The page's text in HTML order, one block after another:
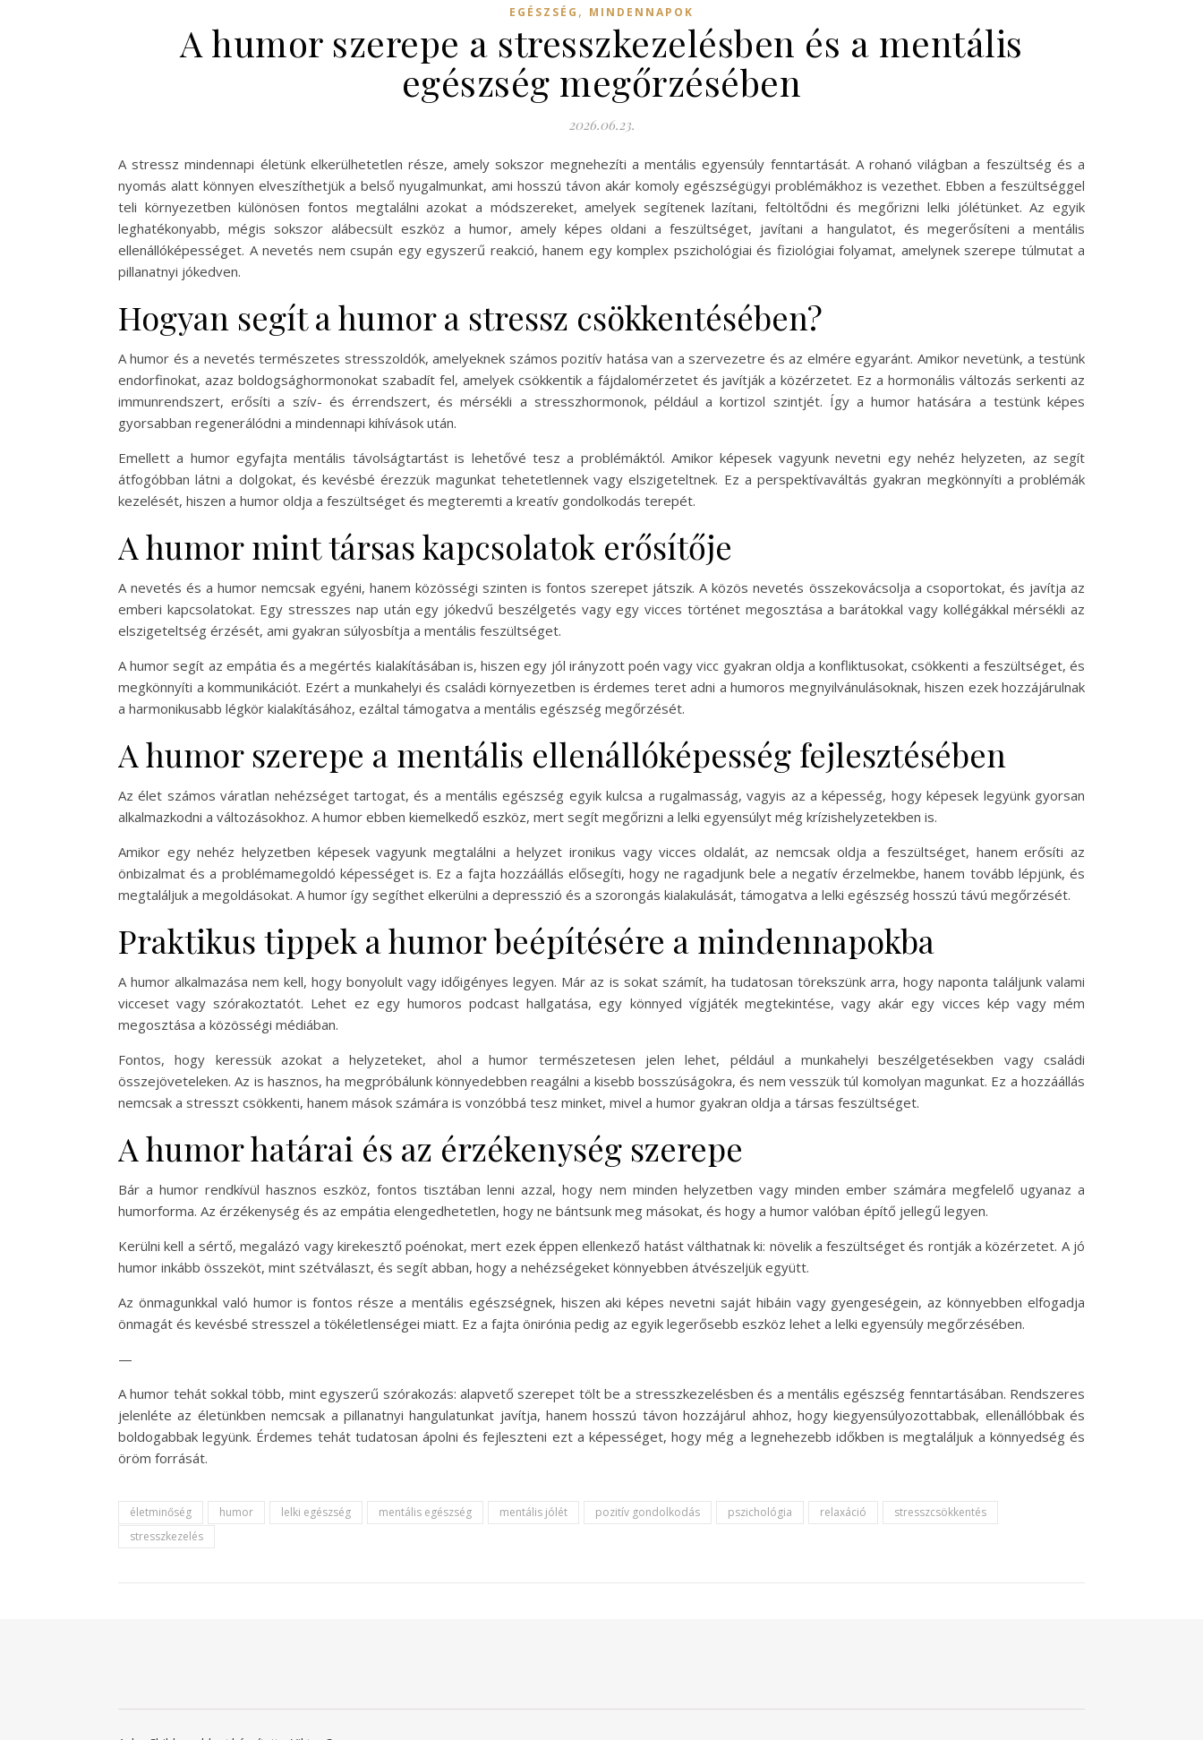
EGÉSZSÉG , MINDENNAPOK
A humor szerepe a stresszkezelésben és a mentális
egészség megőrzésében
2026.06.23.
A stressz mindennapi életünk elkerülhetetlen része, amely sokszor megnehezíti a mentális egyensúly fenntartását. A rohanó világban a feszültség és a
nyomás alatt könnyen elveszíthetjük a belső nyugalmunkat, ami hosszú távon akár komoly egészségügyi problémákhoz is vezethet. Ebben a feszültséggel
teli környezetben különösen fontos megtalálni azokat a módszereket, amelyek segítenek lazítani, feltöltődni és megőrizni lelki jólétünket. Az egyik
leghatékonyabb, mégis sokszor alábecsült eszköz a humor, amely képes oldani a feszültséget, javítani a hangulatot, és megerősíteni a mentális
ellenállóképességet. A nevetés nem csupán egy egyszerű reakció, hanem egy komplex pszichológiai és fiziológiai folyamat, amelynek szerepe túlmutat a
pillanatnyi jókedven.
Hogyan segít a humor a stressz csökkentésében?
A humor és a nevetés természetes stresszoldók, amelyeknek számos pozitív hatása van a szervezetre és az elmére egyaránt. Amikor nevetünk, a testünk
endorfinokat, azaz boldogsághormonokat szabadít fel, amelyek csökkentik a fájdalomérzetet és javítják a közérzetet. Ez a hormonális változás serkenti az
immunrendszert, erősíti a szív- és érrendszert, és mérsékli a stresszhormonok, például a kortizol szintjét. Így a humor hatására a testünk képes
gyorsabban regenerálódni a mindennapi kihívások után.
Emellett a humor egyfajta mentális távolságtartást is lehetővé tesz a problémáktól. Amikor képesek vagyunk nevetni egy nehéz helyzeten, az segít
átfogóbban látni a dolgokat, és kevésbé érezzük magunkat tehetetlennek vagy elszigeteltnek. Ez a perspektívaváltás gyakran megkönnyíti a problémák
kezelését, hiszen a humor oldja a feszültséget és megteremti a kreatív gondolkodás terepét.
A humor mint társas kapcsolatok erősítője
A nevetés és a humor nemcsak egyéni, hanem közösségi szinten is fontos szerepet játszik. A közös nevetés összekovácsolja a csoportokat, és javítja az
emberi kapcsolatokat. Egy stresszes nap után egy jókedvű beszélgetés vagy egy vicces történet megosztása a barátokkal vagy kollégákkal mérsékli az
elszigeteltség érzését, ami gyakran súlyosbítja a mentális feszültséget.
A humor segít az empátia és a megértés kialakításában is, hiszen egy jól irányzott poén vagy vicc gyakran oldja a konfliktusokat, csökkenti a feszültséget, és
megkönnyíti a kommunikációt. Ezért a munkahelyi és családi környezetben is érdemes teret adni a humoros megnyilvánulásoknak, hiszen ezek hozzájárulnak
a harmonikusabb légkör kialakításához, ezáltal támogatva a mentális egészség megőrzését.
A humor szerepe a mentális ellenállóképesség fejlesztésében
Az élet számos váratlan nehézséget tartogat, és a mentális egészség egyik kulcsa a rugalmasság, vagyis az a képesség, hogy képesek legyünk gyorsan
alkalmazkodni a változásokhoz. A humor ebben kiemelkedő eszköz, mert segít megőrizni a lelki egyensúlyt még krízishelyzetekben is.
Amikor egy nehéz helyzetben képesek vagyunk megtalálni a helyzet ironikus vagy vicces oldalát, az nemcsak oldja a feszültséget, hanem erősíti az
önbizalmat és a problémamegoldó képességet is. Ez a fajta hozzáállás elősegíti, hogy ne ragadjunk bele a negatív érzelmekbe, hanem tovább lépjünk, és
megtaláljuk a megoldásokat. A humor így segíthet elkerülni a depresszió és a szorongás kialakulását, támogatva a lelki egészség hosszú távú megőrzését.
Praktikus tippek a humor beépítésére a mindennapokba
A humor alkalmazása nem kell, hogy bonyolult vagy időigényes legyen. Már az is sokat számít, ha tudatosan törekszünk arra, hogy naponta találjunk valami
vicceset vagy szórakoztatót. Lehet ez egy humoros podcast hallgatása, egy könnyed vígjáték megtekintése, vagy akár egy vicces kép vagy mém
megosztása a közösségi médiában.
Fontos, hogy keressük azokat a helyzeteket, ahol a humor természetesen jelen lehet, például a munkahelyi beszélgetésekben vagy családi
összejöveteleken. Az is hasznos, ha megpróbálunk könnyedebben reagálni a kisebb bosszúságokra, és nem vesszük túl komolyan magunkat. Ez a hozzáállás
nemcsak a stresszt csökkenti, hanem mások számára is vonzóbbá tesz minket, mivel a humor gyakran oldja a társas feszültséget.
A humor határai és az érzékenység szerepe
Bár a humor rendkívül hasznos eszköz, fontos tisztában lenni azzal, hogy nem minden helyzetben vagy minden ember számára megfelelő ugyanaz a
humorforma. Az érzékenység és az empátia elengedhetetlen, hogy ne bántsunk meg másokat, és hogy a humor valóban építő jellegű legyen.
Kerülni kell a sértő, megalázó vagy kirekesztő poénokat, mert ezek éppen ellenkező hatást válthatnak ki: növelik a feszültséget és rontják a közérzetet. A jó
humor inkább összeköt, mint szétválaszt, és segít abban, hogy a nehézségeket könnyebben átvészeljük együtt.
Az önmagunkkal való humor is fontos része a mentális egészségnek, hiszen aki képes nevetni saját hibáin vagy gyengeségein, az könnyebben elfogadja
önmagát és kevésbé stresszel a tökéletlenségei miatt. Ez a fajta önirónia pedig az egyik legerősebb eszköz lehet a lelki egyensúly megőrzésében.
—
A humor tehát sokkal több, mint egyszerű szórakozás: alapvető szerepet tölt be a stresszkezelésben és a mentális egészség fenntartásában. Rendszeres
jelenléte az életünkben nemcsak a pillanatnyi hangulatunkat javítja, hanem hosszú távon hozzájárul ahhoz, hogy kiegyensúlyozottabbak, ellenállóbbak és
boldogabbak legyünk. Érdemes tehát tudatosan ápolni és fejleszteni ezt a képességet, hogy még a legnehezebb időkben is megtaláljuk a könnyedség és
öröm forrását.
életminőség humor lelki egészség mentális egészség mentális jólét pozitív gondolkodás pszichológia relaxáció
stresszcsökkentés
stresszkezelés